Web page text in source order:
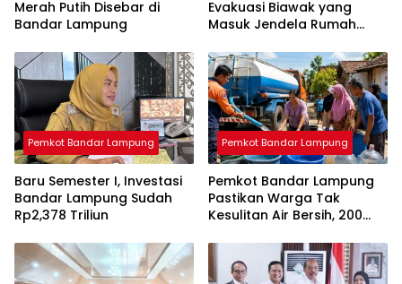
Merah Putih Disebar di
Bandar Lampung
Evakuasi Biawak yang
Masuk Jendela Rumah
Pemkot Bandar Lampung
Baru Semester I, Investasi
Bandar Lampung Sudah
Rp2,378 Triliun
Pemkot Bandar Lampung
Pemkot Bandar Lampung
Pastikan Warga Tak
Kesulitan Air Bersih, 200